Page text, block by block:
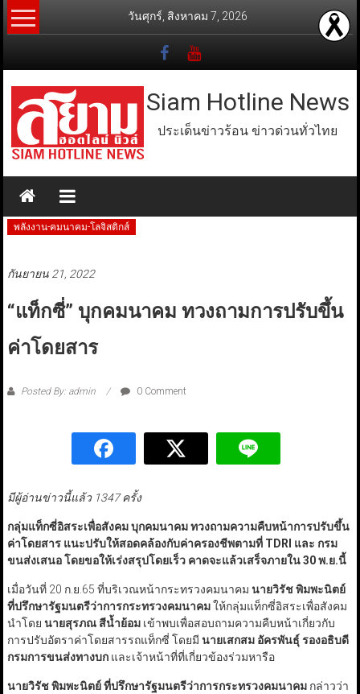
Skip
to
วันศุกร์, สิงหาคม 7, 2026
Siam Hotline News
ประเด็นข่าวร้อน ข่าวด่วนทั่วไทย
พลังงาน-คมนาคม-โลจิสติกส์
กันยายน 21, 2022
“แท็กซี่” บุกคมนาคม ทวงถามการปรับขึ้น
ค่าโดยสาร
Posted By: admin 0 Comment
มีผู้อ่านข่าวนี้แล้ว 1347 ครั้ง
กลุ่มแท็กซี่อิสระเพื่อสังคม บุกคมนาคม ทวงถามความคืบหน้าการปรับขึ้น
ค่าโดยสาร แนะปรับให้สอดคล้องกับค่าครองชีพตามที่ TDRI และ กรม
ขนส่งเสนอ โดยขอให้เร่งสรุปโดยเร็ว คาดจะแล้วเสร็จภายใน30พ.ย.นี้
เมื่อวันที่ 20 ก.ย.65 ที่บริเวณหน้ากระทรวงคมนาคม นายวิรัช พิมพะนิตย์
ที่ปรึกษารัฐมนตรีว่าการกระทรวงคมนาคมให้กลุ่มแท็กซี่อิสระเพื่อสังคม
นำโดย นายสุรภณ สีน้ำย้อมเข้าพบเพื่อสอบถามความคืบหน้าเกี่ยวกับ
การปรับอัตราค่าโดยสารรถแท็กซี่ โดยมี นายเสกสม อัครพันธุ์ รองอธิบดี
กรมการขนส่งทางบก และเจ้าหน้าที่ที่เกี่ยวข้องร่วมหารือ
นายวิรัช พิมพะนิตย์ ที่ปรึกษารัฐมนตรีว่าการกระทรวงคมนาคมกล่าวว่า